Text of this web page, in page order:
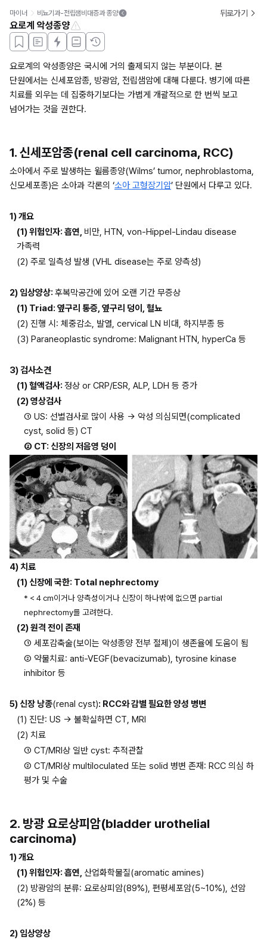
마이너 비뇨기과-전립샘비대증과 종양 뒤로가기
요로계 악성종양
요로계의 악성종양은 국시에 거의 출제되지 않는 부분이다. 본
단원에서는 신세포암종, 방광암, 전립샘암에 대해 다룬다. 병기에 따른
치료를 외우는 데 집중하기보다는 가볍게 개괄적으로 한 번씩 보고
넘어가는 것을 권한다.
1. 신세포암종(renal cell carcinoma, RCC)
소아에서 주로 발생하는 윌름종양(Wilms’ tumor, nephroblastoma,
신모세포종)은 소아과 각론의 ‘소아 고형장기암’ 단원에서 다루고 있다.
1) 개요
(1) 위험인자: 흡연, 비만, HTN, von-Hippel-Lindau disease
가족력
(2) 주로 일측성 발생 (VHL disease는 주로 양측성)
2) 임상양상: 후복막공간에 있어 오랜 기간 무증상
(1) Triad: 옆구리 통증, 옆구리 덩이, 혈뇨
(2) 진행 시: 체중감소, 발열, cervical LN 비대, 하지부종 등
(3) Paraneoplastic syndrome: Malignant HTN, hyperCa 등
3) 검사소견
(1) 혈액검사: 정상 or CRP/ESR, ALP, LDH 등 증가
(2) 영상검사
① US: 선별검사로 많이 사용 → 악성 의심되면(complicated
cyst, solid 등) CT
② CT: 신장의 저음영 덩이
4) 치료
(1) 신장에 국한: Total nephrectomy
* < 4 cm이거나 양측성이거나 신장이 하나밖에 없으면 partial
nephrectomy를 고려한다.
(2) 원격 전이 존재
① 세포감축술(보이는 악성종양 전부 절제)이 생존율에 도움이 됨
② 약물치료: anti-VEGF(bevacizumab), tyrosine kinase
inhibitor 등
5) 신장 낭종(renal cyst): RCC와 감별 필요한 양성 병변
(1) 진단: US → 불확실하면 CT, MRI
(2) 치료
① CT/MRI상 일반 cyst: 추적관찰
② CT/MRI상 multiloculated 또는 solid 병변 존재: RCC 의심 하
평가 및 수술
2. 방광 요로상피암(bladder urothelial
carcinoma)
1) 개요
(1) 위험인자: 흡연, 산업화학물질(aromatic amines)
(2) 방광암의 분류: 요로상피암(89%), 편평세포암(5~10%), 선암
(2%) 등
2) 임상양상